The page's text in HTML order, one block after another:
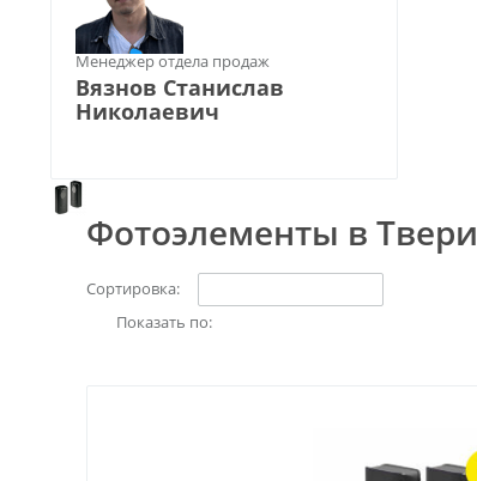
Менеджер отдела продаж
Вязнов Станислав
Николаевич
Фотоэлементы в Твери
Сортировка:
Показать по: